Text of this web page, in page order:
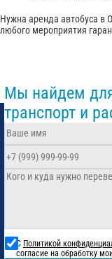
Нужна аренда автобуса в
любого мероприятия
Мы найдем
транспорт и
С Политикой
согласие на обработку